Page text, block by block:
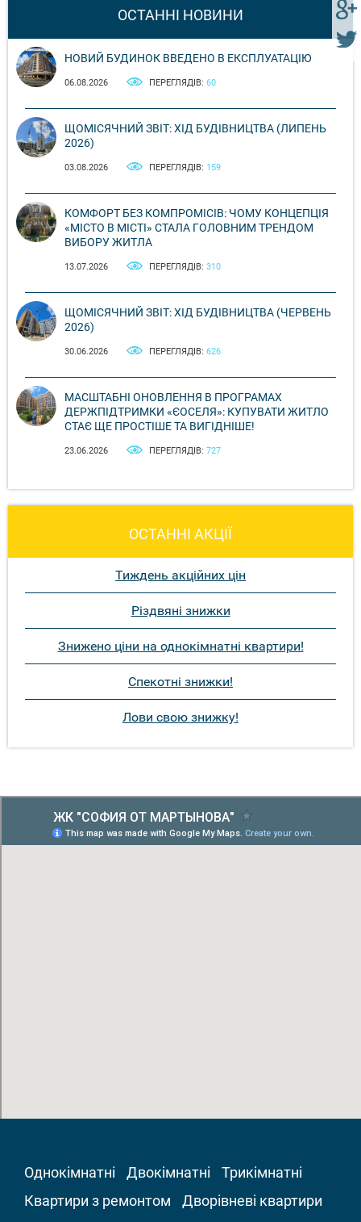
ОСТАННІ НОВИНИ
НОВИЙ БУДИНОК ВВЕДЕНО В ЕКСПЛУАТАЦІЮ
06.08.2026 ПЕРЕГЛЯДІВ: 60
ЩОМІСЯЧНИЙ ЗВІТ: ХІД БУДІВНИЦТВА (ЛИПЕНЬ
2026)
03.08.2026 ПЕРЕГЛЯДІВ: 159
КОМФОРТ БЕЗ КОМПРОМІСІВ: ЧОМУ КОНЦЕПЦІЯ
«МІСТО В МІСТІ» СТАЛА ГОЛОВНИМ ТРЕНДОМ
ВИБОРУ ЖИТЛА
13.07.2026 ПЕРЕГЛЯДІВ: 310
ЩОМІСЯЧНИЙ ЗВІТ: ХІД БУДІВНИЦТВА (ЧЕРВЕНЬ
2026)
30.06.2026 ПЕРЕГЛЯДІВ: 626
МАСШТАБНІ ОНОВЛЕННЯ В ПРОГРАМАХ
ДЕРЖПІДТРИМКИ «ЄОСЕЛЯ»: КУПУВАТИ ЖИТЛО
СТАЄ ЩЕ ПРОСТІШЕ ТА ВИГІДНІШЕ!
23.06.2026 ПЕРЕГЛЯДІВ: 727
ОСТАННІ АКЦІЇ
Тиждень акційних цін
Різдвяні знижки
Знижено ціни на однокімнатні квартири!
Спекотні знижки!
Лови свою знижку!
Однокімнатні Двокімнатні
Трикімнатні
Квартири з ремонтом
Дворівневі квартири